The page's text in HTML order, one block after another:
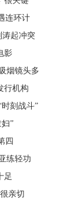
连环计
涛起冲突
影
烟镜头多
行机构
刻战斗”
”
四
练轻功
足
亲切